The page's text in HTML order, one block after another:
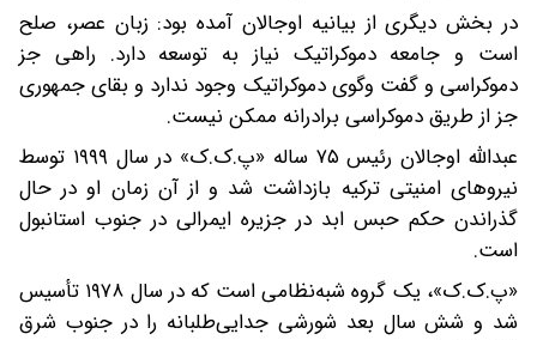
در بخش دیگری از بیانیه اوجالان آمده بود: زبان عصر، صلح
است و جامعه دموکراتیک نیاز به توسعه دارد. راهی جز
دموکراسی و گفت وگوی دموکراتیک وجود ندارد و بقای جمهوری
جز از طریق دموکراسی برادرانه ممکن نیست.
عبدالله اوجالان رئیس ۷۵ ساله «پ.ک.ک» در سال ۱۹۹۹ توسط
نیروهای امنیتی ترکیه بازداشت شد و از آن زمان او در حال
گذراندن حکم حبس ابد در جزیره‌ ایمرالی در جنوب استانبول
است.
«پ.ک.ک»، یک گروه شبه‌نظامی است که در سال ۱۹۷۸ تأسیس
شد و شش سال بعد شورشی جدایی‌طلبانه را در جنوب شرق